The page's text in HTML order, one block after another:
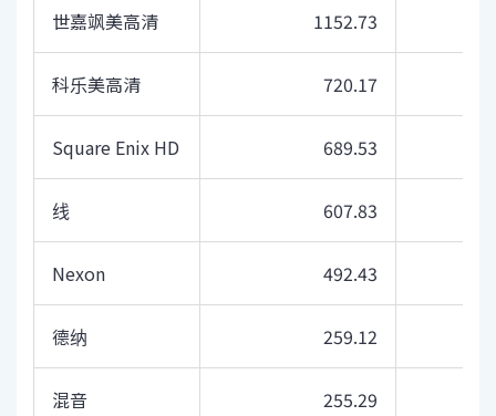
世嘉飒美高清 1152.73
科乐美高清 720.17
Square Enix HD 689.53
线 607.83
Nexon 492.43
德纳 259.12
混音 255.29